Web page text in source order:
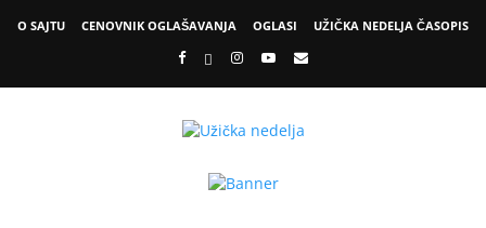
O SAJTU CENOVNIK OGLAŠAVANJA OGLASI UŽIČKA NEDELJA ČASOPIS